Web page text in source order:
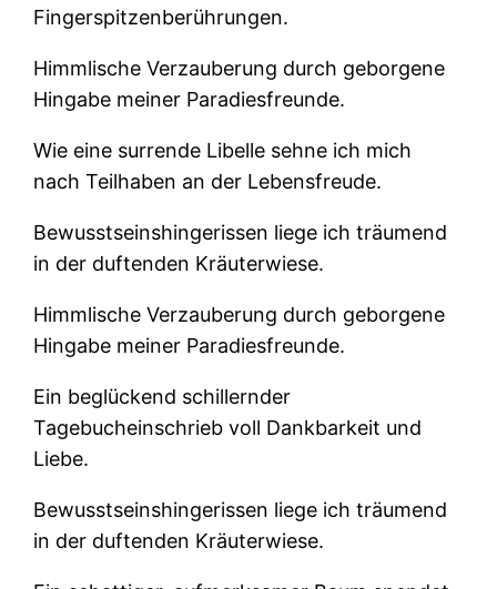
Fingerspitzenberührungen.
Himmlische Verzauberung durch geborgene
Hingabe meiner Paradiesfreunde.
Wie eine surrende Libelle sehne ich mich
nach Teilhaben an der Lebensfreude.
Bewusstseinshingerissen liege ich träumend
in der duftenden Kräuterwiese.
Himmlische Verzauberung durch geborgene
Hingabe meiner Paradiesfreunde.
Ein beglückend schillernder
Tagebucheinschrieb voll Dankbarkeit und
Liebe.
Bewusstseinshingerissen liege ich träumend
in der duftenden Kräuterwiese.